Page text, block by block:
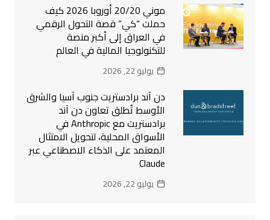
موني 20/20 أوروبا 2026 كيف
حملت “كي” قصة التحول الرقمي
في العراق إلى أكبر منصة
للتكنولوجيا المالية في العالم
يوليو 22, 2026
دن آند برادستريت جنوب آسيا والشرق
الأوسط تُطلق تعاون دن آند
برادستريت مع Anthropic في
الأسواق المحلية، لتحويل الامتثال
المعتمد على الذكاء الاصطناعي عبر
Claude
يوليو 22, 2026